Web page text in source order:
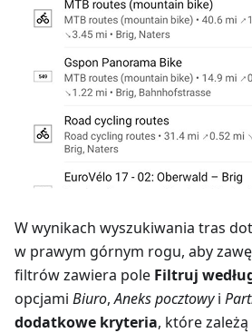
W wynikach wyszukiwania tras
w prawym górnym rogu, aby
filtrów zawiera pole Filtruj
opcjami Biuro,Aneks pocztowyi
dodatkowe kryteria, które